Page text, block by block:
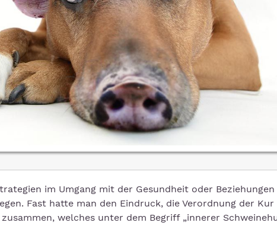
im Umgang mit der Gesundheit oder Beziehungen
Fast hatte man den Eindruck, die Verordnung der Kur
welches unter dem Begriff „innerer